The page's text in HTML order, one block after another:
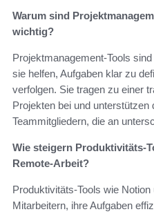
Warum sind
wichtig?
Projektmanagement-Tools
sie helfen, Aufgaben klar zu
verfolgen. Sie tragen zu einer
Projekten bei und
Teammitgliedern, die an
Wie steigern Produktivitäts-
Remote-Arbeit?
Produktivitäts-Tools wie
Mitarbeitern, ihre Aufgaben